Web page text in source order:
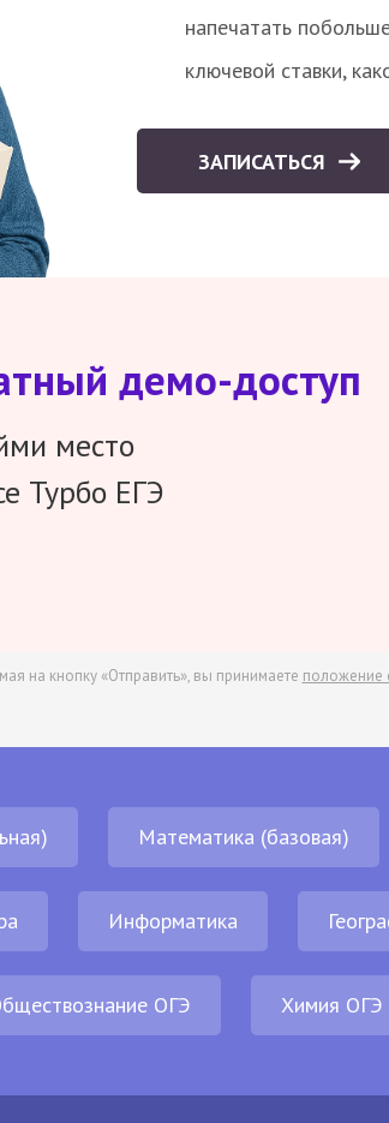
напечатать
ключевой ставки,
ЗАПИСАТЬСЯ
демо-доступ
место
Турбо ЕГЭ
на кнопку «Отправить», вы принимаете положение
Математика (базовая)
Информатика
ОГЭ Химия ОГЭ